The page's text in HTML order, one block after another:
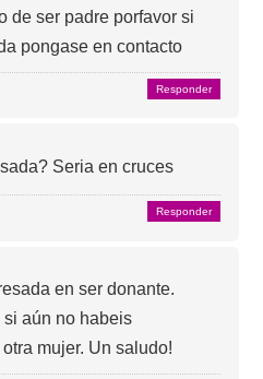
de ser padre porfavor si
pongase en contacto
Responder
Seria en cruces
Responder
en ser donante.
si aún no habeis
mujer. Un saludo!